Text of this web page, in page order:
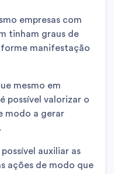
empresas com
tinham graus de
manifestação
mesmo em
possível valorizar o
modo a gerar
auxiliar as
ações de modo que